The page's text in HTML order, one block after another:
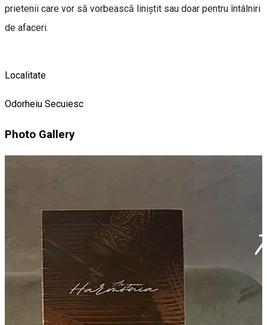
prietenii care vor să vorbească liniștit sau doar pentru întâlniri
de afaceri.
Localitate
Odorheiu Secuiesc
Photo Gallery